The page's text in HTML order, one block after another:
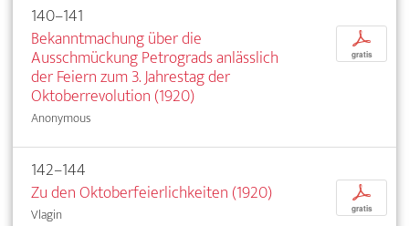
140–141
Bekanntmachung über die
Ausschmückung Petrograds anlässlich
der Feiern zum 3. Jahrestag der
Oktoberrevolution (1920)
Anonymous
p
gratis
142–144
Zu den Oktoberfeierlichkeiten (1920)
Vlagin
p
gratis